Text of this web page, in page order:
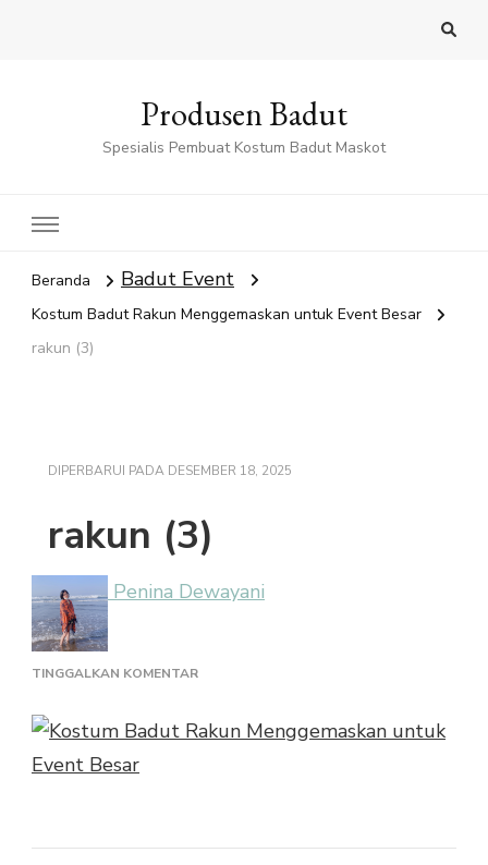
Produsen Badut
Spesialis Pembuat Kostum Badut Maskot
Beranda Badut Event
Kostum Badut Rakun Menggemaskan untuk Event Besar
rakun (3)
DIPERBARUI PADA DESEMBER 18, 2025
rakun (3)
Penina Dewayani
TINGGALKAN KOMENTARPADA